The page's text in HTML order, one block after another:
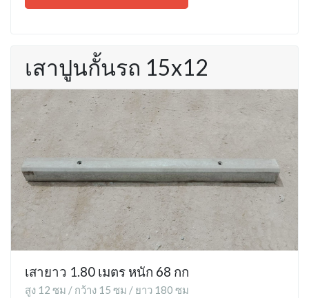
เสาปูนกั้นรถ 15x12
เสายาว 1.80 เมตร หนัก 68 กก
สูง 12 ซม / กว้าง 15 ซม / ยาว 180 ซม